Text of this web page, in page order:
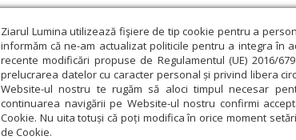
Ziarul Lumina utilizează fişiere de tip cookie pentru a
informăm că ne-am actualizat politicile pentru a integra în
recente modificări propuse de Regulamentul (UE) 2016/
prelucrarea datelor cu caracter personal și privind libera
Website-ul nostru te rugăm să aloci timpul necesar
continuarea navigării pe Website-ul nostru confirmi
Cookie. Nu uita totuși că poți modifica în orice moment
de Cookie.